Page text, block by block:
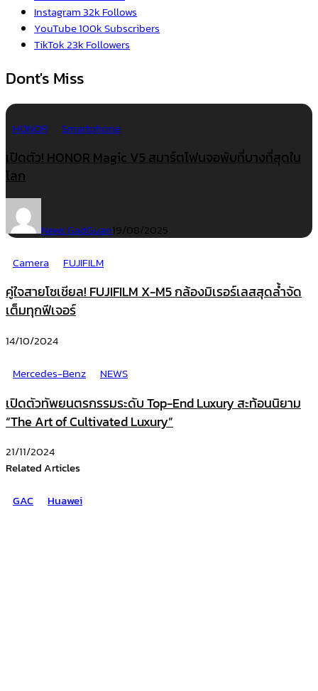
Instagram32k Follows
YouTube100kSubscribers
TikTok23k Followers
Dont's Miss
HONOR Smartphone
เปิดตัว! HONOR Magic V5 สมาร์ตโฟนจอพับที่บางที่สุดใน
โลก
News GadGuan19/08/2025
Camera
FUJIFILM
คู่ใจสายโซเชียล! FUJIFILM X-M5 กล้องมิเรอร์เลสสุดล้ำจัด
เต็มทุกฟีเจอร์
14/10/2024
Mercedes-Benz
NEWS
เปิดตัวทัพยนตรกรรมระดับ Top-End Luxury สะท้อนนิยาม
“The Art of Cultivated Luxury”
21/11/2024
Related Articles
GAC
Huawei